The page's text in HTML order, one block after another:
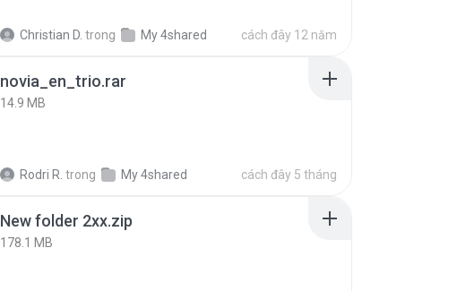
Christian D. trong My 4shared cách đây 12 năm
novia_en_trio.rar
14.9 MB
Rodri R. trong My 4shared cách đây 5 tháng
New folder 2xx.zip
178.1 MB